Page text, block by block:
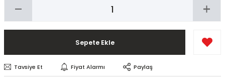
Sepete Ekle
Tavsiye Et Fiyat Alarmı Paylaş